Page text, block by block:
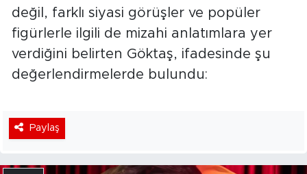
değil, farklı siyasi görüşler ve popüler
figürlerle ilgili de mizahi anlatımlara yer
verdiğini belirten Göktaş, ifadesinde şu
değerlendirmelerde bulundu:
Paylaş